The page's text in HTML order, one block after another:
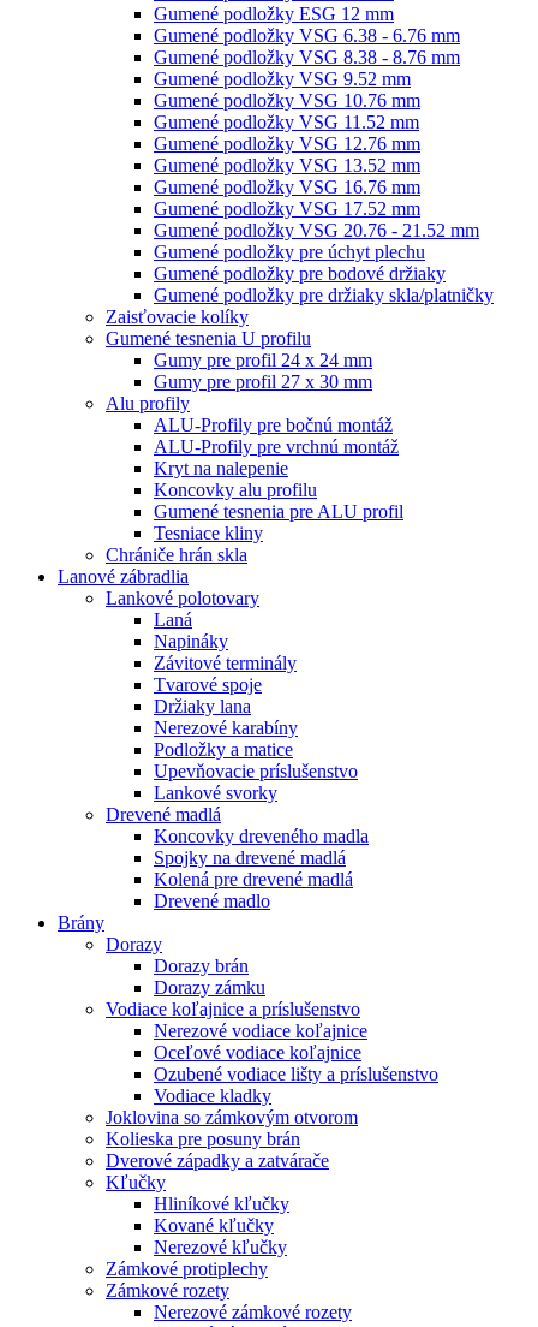
Gumené podložky ESG 12 mm
Gumené podložky VSG 6.38 - 6.76 mm
Gumené podložky VSG 8.38 - 8.76 mm
Gumené podložky VSG 9.52 mm
Gumené podložky VSG 10.76 mm
Gumené podložky VSG 11.52 mm
Gumené podložky VSG 12.76 mm
Gumené podložky VSG 13.52 mm
Gumené podložky VSG 16.76 mm
Gumené podložky VSG 17.52 mm
Gumené podložky VSG 20.76 - 21.52 mm
Gumené podložky pre úchyt plechu
Gumené podložky pre bodové držiaky
Gumené podložky pre držiaky skla/platničky
Zaisťovacie kolíky
Gumené tesnenia U profilu
Gumy pre profil 24 x 24 mm
Gumy pre profil 27 x 30 mm
Alu profily
ALU-Profily pre bočnú montáž
ALU-Profily pre vrchnú montáž
Kryt na nalepenie
Koncovky alu profilu
Gumené tesnenia pre ALU profil
Tesniace kliny
Chrániče hrán skla
Lanové zábradlia
Lankové polotovary
Laná
Napináky
Závitové terminály
Tvarové spoje
Držiaky lana
Nerezové karabíny
Podložky a matice
Upevňovacie príslušenstvo
Lankové svorky
Drevené madlá
Koncovky dreveného madla
Spojky na drevené madlá
Kolená pre drevené madlá
Drevené madlo
Brány
Dorazy
Dorazy brán
Dorazy zámku
Vodiace koľajnice a príslušenstvo
Nerezové vodiace koľajnice
Oceľové vodiace koľajnice
Ozubené vodiace lišty a príslušenstvo
Vodiace kladky
Joklovina so zámkovým otvorom
Kolieska pre posuny brán
Dverové západky a zatvárače
Kľučky
Hliníkové kľučky
Kované kľučky
Nerezové kľučky
Zámkové protiplechy
Zámkové rozety
Nerezové zámkové rozety